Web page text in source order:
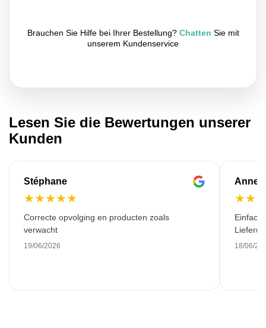
Brauchen Sie Hilfe bei Ihrer Bestellung? Chatten Sie mit
unserem Kundenservice
Lesen Sie die Bewertungen unserer
Kunden
Stéphane
★★★★★
Correcte opvolging en producten zoals
verwacht
19/06/2026
Anne-
★★
18/06/